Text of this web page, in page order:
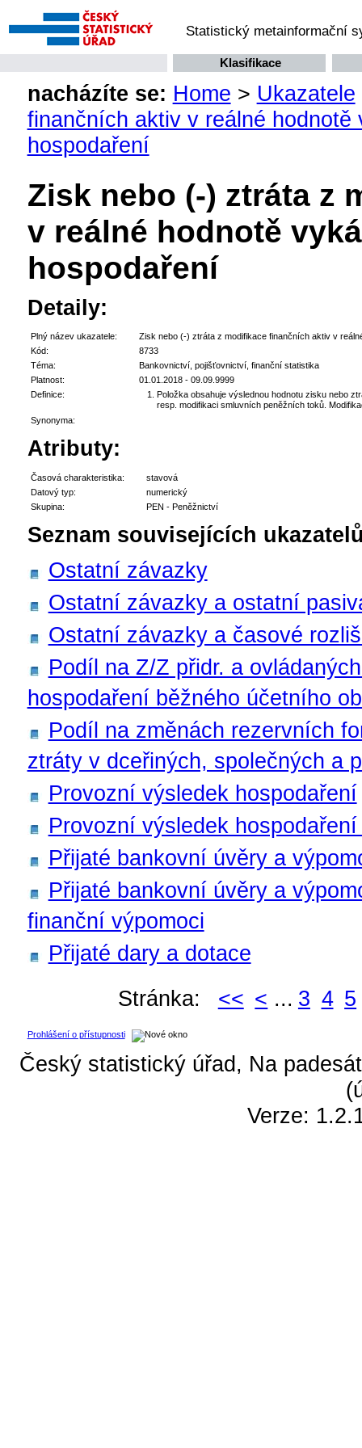
Statistický metainformační
Klasifikace
nacházíte se: Home > Ukazatele
finančních aktiv v reálné
hospodaření
Zisk nebo (-) ztráta z
v reálné hodnotě
hospodaření
Detaily:
Plný název ukazatele:
Zisk nebo (-) ztráta z modifikace finančních aktiv v
Kód:
8733
Téma:
Bankovnictví, pojišťovnictví, finanční statistika
Platnost:
01.01.2018 - 09.09.9999
Definice:
Položka obsahuje výslednou hodnotu zisku nebo
resp. modifikaci smluvních peněžních toků.
Synonyma:
Atributy:
Časová charakteristika:
stavová
Datový typ:
numerický
Skupina:
PEN - Peněžnictví
Seznam souvisejících
Ostatní závazky
Ostatní závazky a ostatní
Ostatní závazky a časové
Podíl na Z/Z přidr. a
hospodaření běžného účetního
Podíl na změnách rezervních
ztráty v dceřiných, společných a
Provozní výsledek hospodaření
Provozní výsledek
Přijaté bankovní úvěry a
Přijaté bankovní úvěry a
finanční výpomoci
Přijaté dary a dotace
Stránka:
<< < ... 3 4 5
Prohlášení o přístupnosti
Český statistický úřad, Na
Verze: